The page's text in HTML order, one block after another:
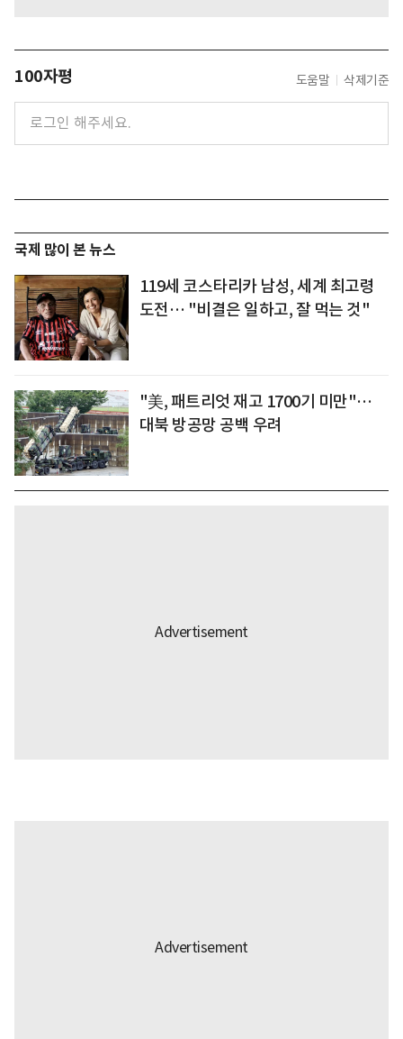
100자평 도움말 삭제기준
국제 많이 본 뉴스
119세 코스타리카 남성, 세계 최고령
도전… "비결은 일하고, 잘 먹는 것"
"美, 패트리엇 재고 1700기 미만"…
대북 방공망 공백 우려